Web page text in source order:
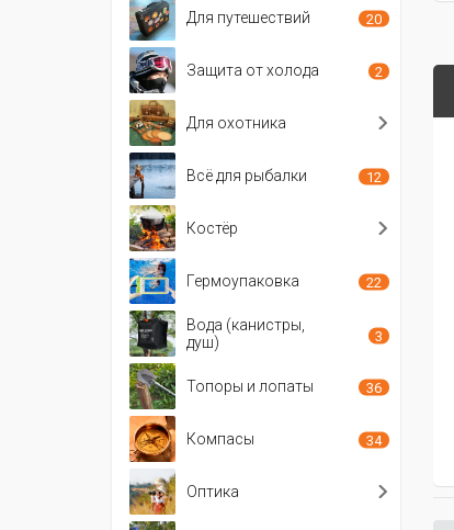
Для путешествий 20
Защита от холода 2
Для охотника
Всё для рыбалки 12
Костёр
Гермоупаковка 22
Вода (канистры,
душ)
3
Топоры и лопаты 36
Компасы 34
Оптика